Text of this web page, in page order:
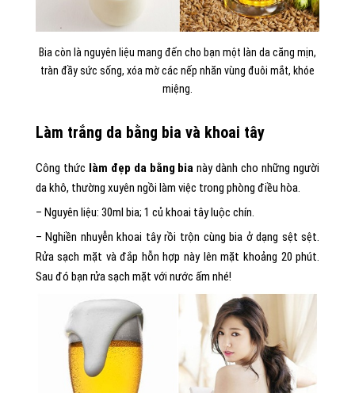
Bia còn là nguyên liệu mang đến cho bạn một làn da căng mịn,
tràn đầy sức sống, xóa mờ các nếp nhăn vùng đuôi mắt, khóe
miệng.
Làm trắng da bằng bia và khoai tây
Công thức làm đẹp da bằng bia này dành cho những người
da khô, thường xuyên ngồi làm việc trong phòng điều hòa.
– Nguyên liệu: 30ml bia; 1 củ khoai tây luộc chín.
– Nghiền nhuyễn khoai tây rồi trộn cùng bia ở dạng sệt sệt.
Rửa sạch mặt và đắp hỗn hợp này lên mặt khoảng 20 phút.
Sau đó bạn rửa sạch mặt với nước ấm nhé!